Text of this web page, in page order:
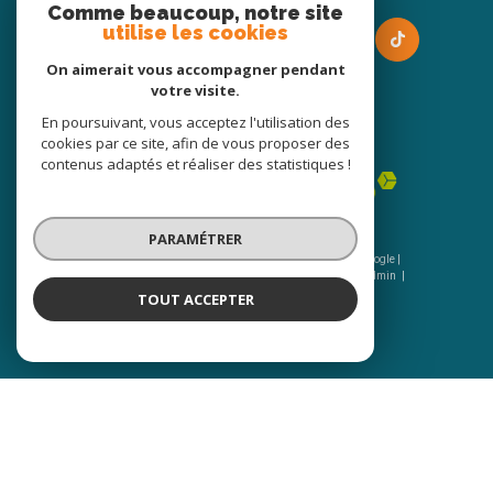
Adhérents
© 2026 | Tous droits réservés | Traduction powered by Google |
Nos honoraires
Plan du site Mentions légales
Admin
Comme beaucoup, notre site
utilise les cookies
On aimerait vous accompagner pendant
votre visite.
En poursuivant, vous acceptez l'utilisation des
cookies par ce site, afin de vous proposer des
contenus adaptés et réaliser des statistiques !
PARAMÉTRER
TOUT ACCEPTER